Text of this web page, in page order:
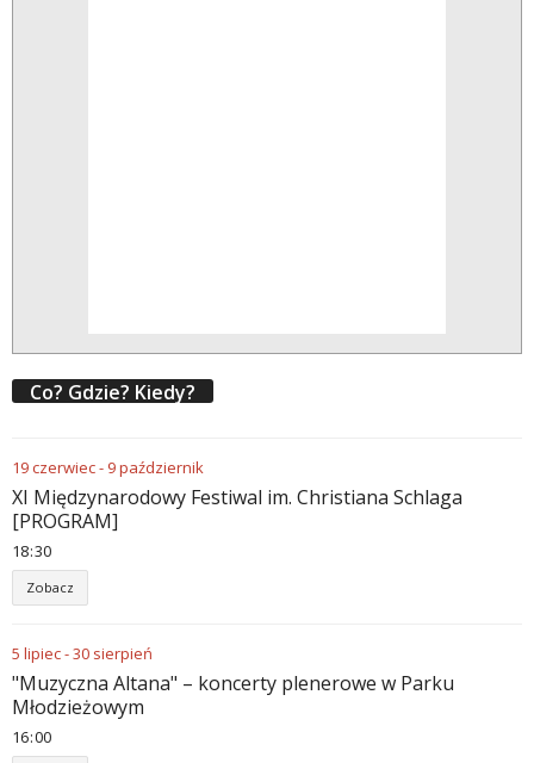
Co? Gdzie? Kiedy?
19czerwiec- 9październik
XI Międzynarodowy Festiwal im. Christiana Schlaga
[PROGRAM]
18:30
Zobacz
5 lipiec-30 sierpień
"Muzyczna Altana" – koncerty plenerowe w Parku
Młodzieżowym
16:00